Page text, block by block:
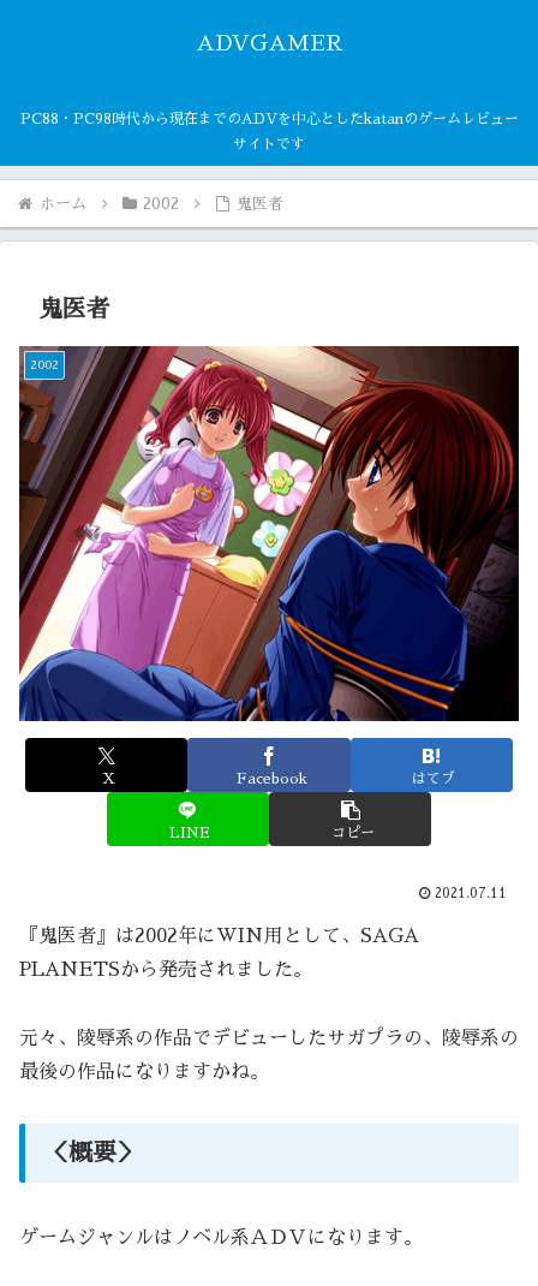
ADVGAMER
PC88・PC98時代から現在までのADVを中心としたkatanのゲームレビュー
サイトです
ホーム 2002 鬼医者
鬼医者
2002
X Facebook はてブ
LINE コピー
2021.07.11
『鬼医者』は2002年にWIN用として、SAGA
PLANETSから発売されました。
元々、陵辱系の作品でデビューしたサガプラの、陵辱系の
最後の作品になりますかね。
＜概要＞
ゲームジャンルはノベル系ＡＤＶになります。